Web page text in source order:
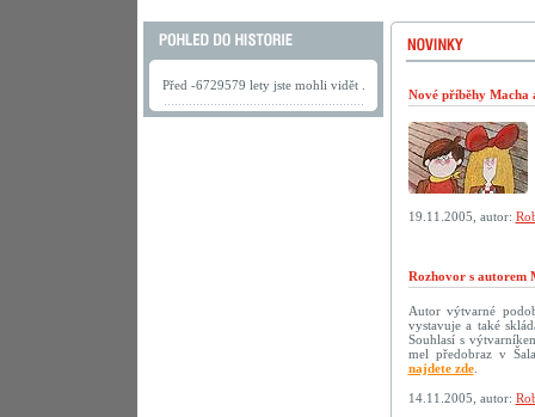
Před -6729579 lety jste mohli vidět .
Nové příběhy Macha
19.11.2005, autor:
Rozhovor s autorem
Autor výtvarné
vystavuje a také
Souhlasí s
mel předobraz v
najdete zde.
14.11.2005, autor: